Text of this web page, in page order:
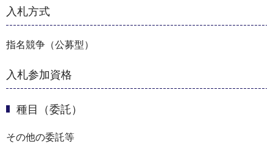
入札方式
指名競争（公募型）
入札参加資格
種目（委託）
その他の委託等